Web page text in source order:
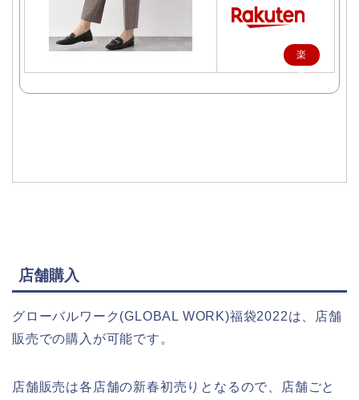
楽
天
店舗購入
グローバルワーク(GLOBAL WORK)福袋2022は、店舗
販売での購入が可能です。
店舗販売は各店舗の新春初売りとなるので、店舗ごと